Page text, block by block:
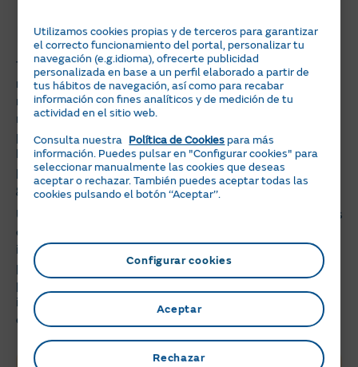
Regalos hechos a mano
También puede ser una buena opción hacer
manualidades. ¿Qué tienen de especial? Primero, son un
regalo único, hecho por ti, con un esfuerzo, y pueden
reforzar el vínculo hacia quien los recibe. Segundo,
puedes reutilizar materiales para crearlos (como los
botes de vidrio de los yogures, ideales para un
portavelas reciclado). Y, tercero, seguro que lo pasas en
grande con el Do It Yourself.
Uno de los errores recurrentes asociados a la Navidad es
que los grandes regalos o exagerados son más
importantes: error. En los pequeños detalles está,
precisamente, la capacidad de conseguir un impacto
positivo a quien quieres. Y esta es una manera
interesante de educar a los más pequeños en esa
capacidad de expresar el cariño con las pequeñas cosas.
Utilizamos cookies propias y de terceros para garantizar
el correcto funcionamiento del portal, personalizar tu
navegación (e.g.idioma), ofrecerte publicidad
personalizada en base a un perfil elaborado a partir de
tus hábitos de navegación, así como para recabar
información con fines analíticos y de medición de tu
actividad en el sitio web.
Consulta nuestra Política de Cookies para más
información. Puedes pulsar en "Configurar cookies" para
seleccionar manualmente las cookies que deseas
aceptar o rechazar. También puedes aceptar todas las
cookies pulsando el botón ‘‘Aceptar’’.
Configurar cookies
Rechazar
Aceptar